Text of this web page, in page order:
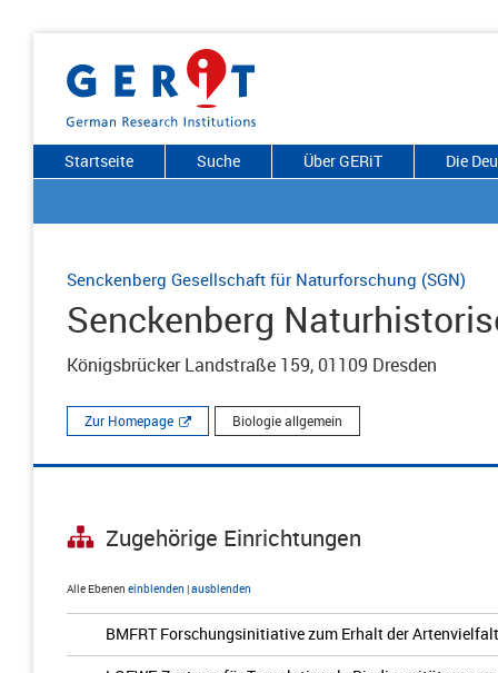
Startseite Suche Über GERiT Die
Senckenberg Gesellschaft für Naturforschung (SGN)
Senckenberg
Königsbrücker Landstraße 159, 01109 Dresden
Zur Homepage Biologie allgemein
Zugehörige Einrichtungen
Alle Ebenen einblenden |ausblenden
BMFRT Forschungsinitiative zum Erhalt der